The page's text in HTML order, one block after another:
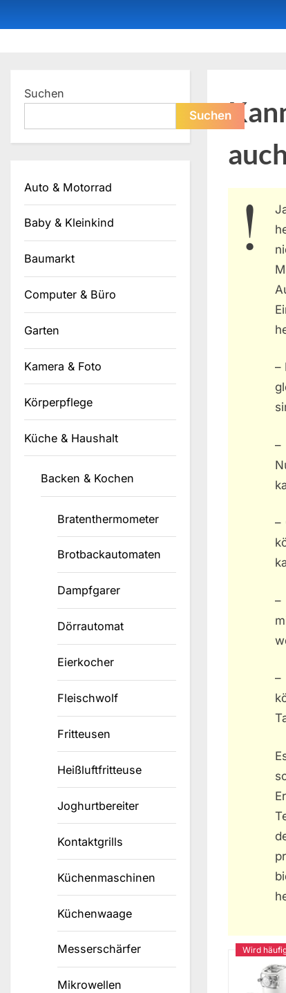
to
–
–
–
–
–
Suchen
Suchen
Auto & Motorrad
Baby & Kleinkind
Baumarkt
Computer & Büro
Garten
Kamera & Foto
Körperpflege
Küche & Haushalt
Backen & Kochen
Bratenthermometer
Brotbackautomaten
Dampfgarer
Dörrautomat
Eierkocher
Fleischwolf
Fritteusen
Heißluftfritteuse
Joghurtbereiter
Kontaktgrills
Küchenmaschinen
Küchenwaage
Messerschärfer
Mikrowellen